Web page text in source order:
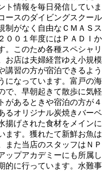
ト情報を毎日発信していま
ースのダイビングスクール
制がなく自由なＣＭＡＳス
００１年度にはＰＡＤＩか
。このため各種スペシャリ
お店は夫婦経営ゆえ小規模
講習の方が宿泊できるよう
になっています。富戸の海
で、早朝起きて散歩に気軽
があるときや宿泊の方が４
るオリジナル炭焼きバーベ
揚げされた食材をメインに
ます。獲れたて新鮮お魚は
また当店のスタッフはＮＰ
ップアカデミーにも所属し
的に行っています。水難事